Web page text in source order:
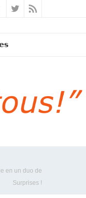
en un duo de
Surprises !